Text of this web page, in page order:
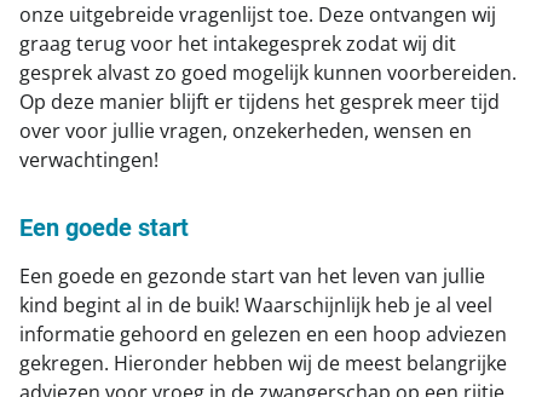
onze uitgebreide vragenlijst toe. Deze ontvangen wij
graag terug voor het intakegesprek zodat wij dit
gesprek alvast zo goed mogelijk kunnen voorbereiden.
Op deze manier blijft er tijdens het gesprek meer tijd
over voor jullie vragen, onzekerheden, wensen en
verwachtingen!
Een goede start
Een goede en gezonde start van het leven van jullie
kind begint al in de buik! Waarschijnlijk heb je al veel
informatie gehoord en gelezen en een hoop adviezen
gekregen. Hieronder hebben wij de meest belangrijke